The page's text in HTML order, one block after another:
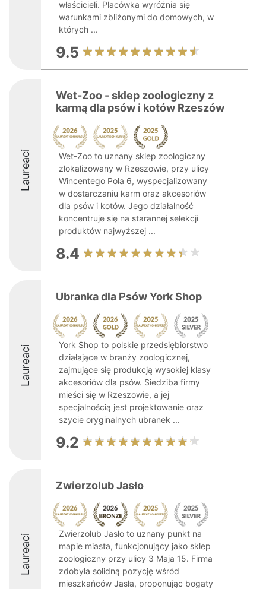
właścicieli. Placówka wyróżnia się
warunkami zbliżonymi do domowych, w
których ...
9.5
Laureaci
Wet-Zoo - sklep zoologiczny z
karmą dla psów i kotów Rzeszów
Wet-Zoo to uznany sklep zoologiczny
zlokalizowany w Rzeszowie, przy ulicy
Wincentego Pola 6, wyspecjalizowany
w dostarczaniu karm oraz akcesoriów
dla psów i kotów. Jego działalność
koncentruje się na starannej selekcji
produktów najwyższej ...
8.4
Laureaci
Ubranka dla Psów York Shop
York Shop to polskie przedsiębiorstwo
działające w branży zoologicznej,
zajmujące się produkcją wysokiej klasy
akcesoriów dla psów. Siedziba firmy
mieści się w Rzeszowie, a jej
specjalnością jest projektowanie oraz
szycie oryginalnych ubranek ...
9.2
Laureaci
Zwierzolub Jasło
Zwierzolub Jasło to uznany punkt na
mapie miasta, funkcjonujący jako sklep
zoologiczny przy ulicy 3 Maja 15. Firma
zdobyła solidną pozycję wśród
mieszkańców Jasła, proponując bogaty